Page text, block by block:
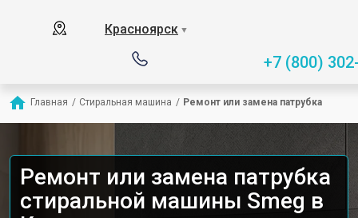
Красноярск ▼
+7 (800)
Главная / Стиральная машина / Ремонт или замена патрубка
Ремонт или замена патрубка
стиральной машины Smeg в